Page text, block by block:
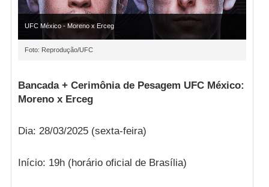
UFC México - Moreno x Erceg
Foto: Reprodução/UFC
Bancada + Cerimônia de Pesagem UFC México:
Moreno x Erceg
Dia: 28/03/2025 (sexta-feira)
Início: 19h (horário oficial de Brasília)